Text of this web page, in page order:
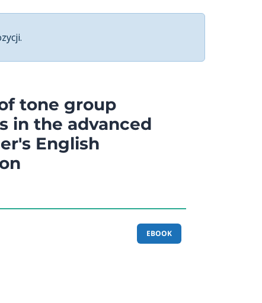
tone group
in the advanced
English
EBOOK